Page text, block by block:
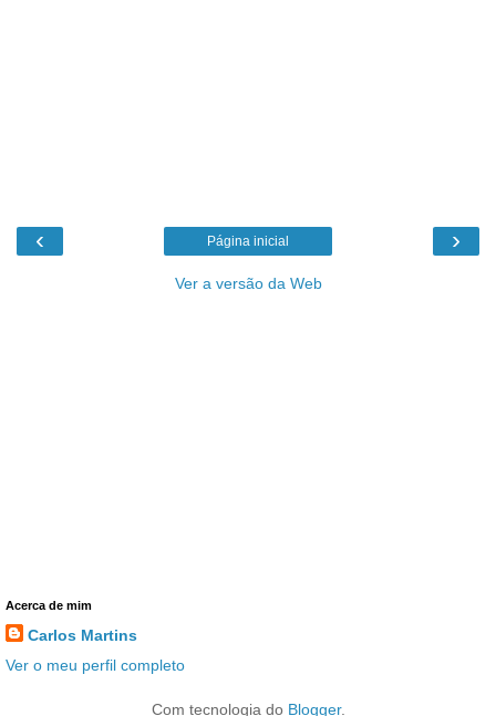
‹ ›
Página inicial
Ver a versão da Web
Acerca de mim
Carlos Martins
Ver o meu perfil completo
Com tecnologia do Blogger.